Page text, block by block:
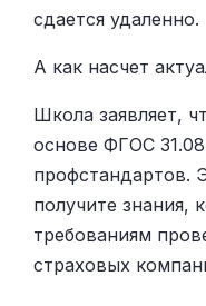
сдается удаленно.
А как насчет
Школа заявляет,
основе ФГОС
профстандартов.
получите знания,
требованиям
страховых